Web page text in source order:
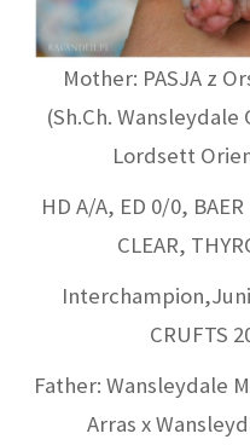
Mother: PASJA z
(Sh.Ch. Wansleydale
Lordsett
HD A/A, ED 0/0,
CLEAR,
CRUFTS
Father: Wansleydale
Arras x